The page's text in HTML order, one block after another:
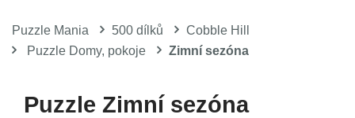
Puzzle Mania 500 dílků
Cobble Hill
Puzzle Domy, pokoje
Zimní sezóna
Puzzle Zimní sezóna